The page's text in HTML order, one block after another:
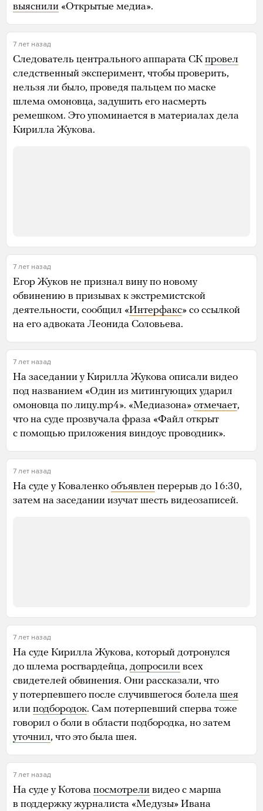
выяснили «Открытые медиа».
7 лет назад
Следователь центрального аппарата СК провел
следственный эксперимент, чтобы проверить,
нельзя ли было, проведя пальцем по маске
шлема омоновца, задушить его насмерть
ремешком. Это упоминается в материалах дела
Кирилла Жукова.
7 лет назад
Егор Жуков не признал вину по новому
обвинению в призывах к экстремистской
деятельности, сообщил «Интерфакс» со ссылкой
на его адвоката Леонида Соловьева.
7 лет назад
На заседании у Кирилла Жукова описали видео
под названием «Один из митингующих ударил
омоновца по лицу.mp4». «Медиазона» отмечает,
что на суде прозвучала фраза «Файл открыт
с помощью приложения виндоус проводник».
7 лет назад
На суде у Коваленко ​ объявлен перерыв до 16:30,
затем на заседании изучат шесть видеозаписей.
7 лет назад
На суде Кирилла Жукова, который дотронулся
до шлема росгвардейца, допросили всех
свидетелей обвинения. Они рассказали, что
у потерпевшего после случившегося болела шея
или подбородок. Сам потерпевший сперва тоже
говорил о боли в области подбородка, но затем
уточнил, что это была шея.
7 лет назад
На суде у Котова посмотрели видео с марша
в поддержку журналиста «Медузы» Ивана